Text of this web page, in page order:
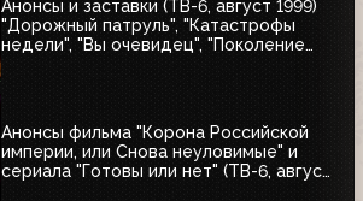
Анонсы и заставки (ТВ-6, август 1999)
"Дорожный патруль", "Катастрофы
недели", "Вы очевидец", "Поколение
Анонсы фильма "Корона Российской
империи, или Снова неуловимые" и
сериала "Готовы или нет" (ТВ-6, август